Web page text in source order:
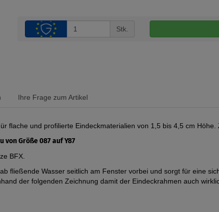
Stk.
Ihre Frage zum Artikel
flache und profilierte Eindeckmaterialien von 1,5 bis 4,5 cm Höhe.
von Größe 087 auf Y87
BFX.
fließende Wasser seitlich am Fenster vorbei und sorgt für eine
der folgenden Zeichnung damit der Eindeckrahmen auch